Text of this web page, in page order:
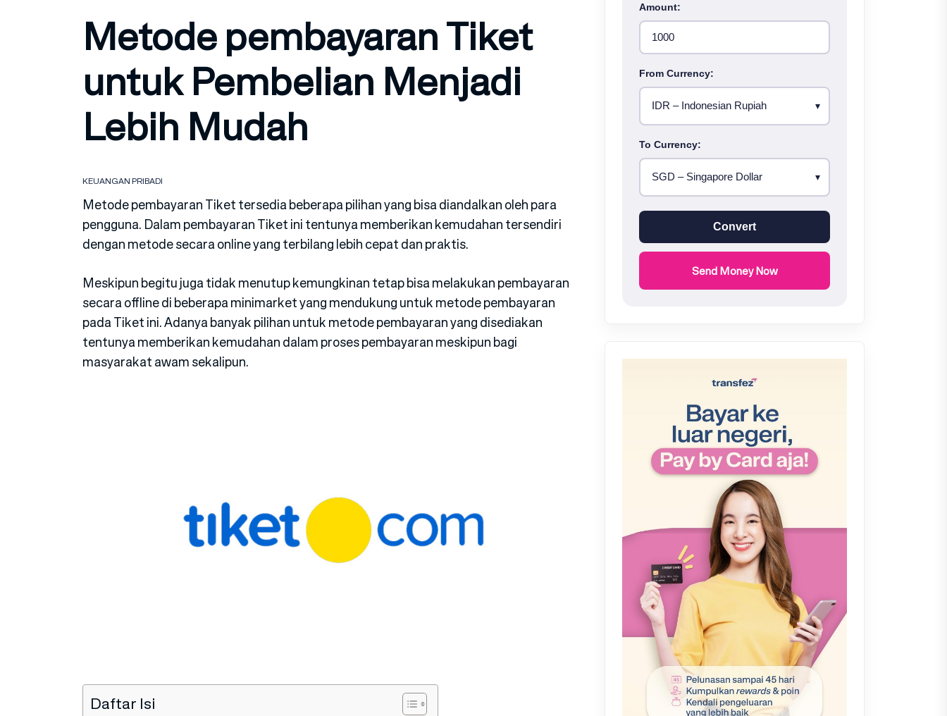
Metode pembayaran Tiket
untuk Pembelian Menjadi
Lebih Mudah
KEUANGAN PRIBADI
Metode pembayaran Tiket tersedia beberapa pilihan yang bisa diandalkan oleh para
pengguna. Dalam pembayaran Tiket ini tentunya memberikan kemudahan tersendiri
dengan metode secara online yang terbilang lebih cepat dan praktis.
Meskipun begitu juga tidak menutup kemungkinan tetap bisa melakukan pembayaran
secara offline di beberapa minimarket yang mendukung untuk metode pembayaran
pada Tiket ini. Adanya banyak pilihan untuk metode pembayaran yang disediakan
tentunya memberikan kemudahan dalam proses pembayaran meskipun bagi
masyarakat awam sekalipun.
Daftar Isi
Amount:
From Currency:
To Currency:
Convert
Send Money Now